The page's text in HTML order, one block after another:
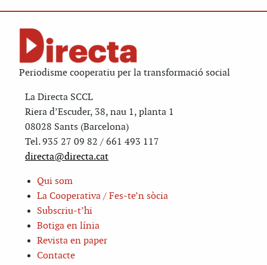
Periodisme cooperatiu per la transformació social
La Directa SCCL
Riera d’Escuder, 38, nau 1, planta 1
08028 Sants (Barcelona)
Tel. 935 27 09 82 / 661 493 117
directa@directa.cat
Qui som
La Cooperativa / Fes-te’n sòcia
Subscriu-t’hi
Botiga en línia
Revista en paper
Contacte